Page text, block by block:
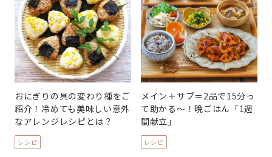
おにぎりの具の変わり種をご
紹介！冷めても美味しい意外
なアレンジレシピとは？
レシピ
メイン＋サブ＝2品で15分っ
て助かる～！晩ごはん「1週
間献立」
レシピ